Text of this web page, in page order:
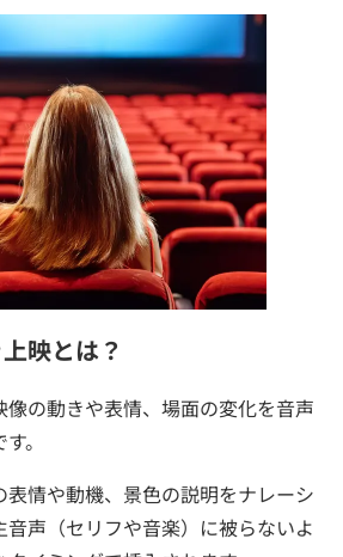
映とは？
の動きや表情、場面の変化を音声
。
情や動機、景色の説明をナレーシ
音声（セリフや音楽）に被らないよ